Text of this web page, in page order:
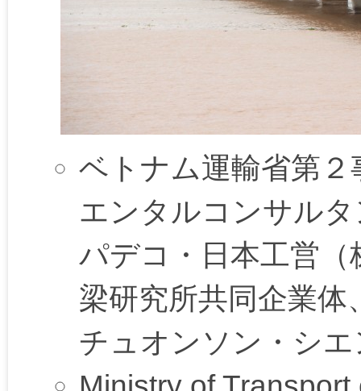
ベトナム運輸省第
エンタルコンサル
パデコ・日本工営（
梁研究所共同企業体
チュオンソン・シ